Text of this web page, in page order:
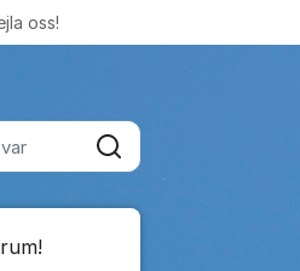
Sök
oss!Fler supportlänkar